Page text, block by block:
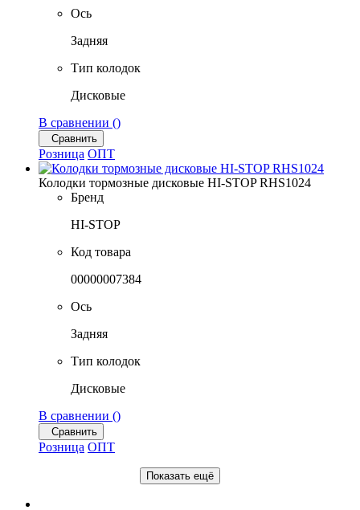
Ось
Задняя
Тип колодок
Дисковые
В сравнении ()
Сравнить
Розница ОПТ
Колодки тормозные дисковые HI-STOP RHS1024
Бренд
HI-STOP
Код товара
00000007384
Ось
Задняя
Тип колодок
Дисковые
В сравнении ()
Сравнить
Розница ОПТ
Показать ещё